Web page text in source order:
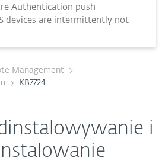
Authentication push
devices are intermittently not
Management
KB7724
i